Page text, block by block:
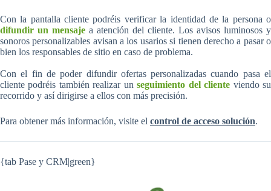
Con la pantalla cliente podréis verificar la identidad de la persona o
difundir un mensaje a atención del cliente. Los avisos luminosos y
sonoros personalizables avisan a los usarios si tienen derecho a pasar o
bien los responsables de sitio en caso de problema.
Con el fin de poder difundir ofertas personalizadas cuando pasa el
cliente podréis también realizar unseguimiento del cliente viendo su
recorrido y así dirigirse a ellos con más precisión.
Para obtener más información, visite el control de acceso solución.
{tab Pase y CRM|green}